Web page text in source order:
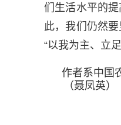
们生活水平的
此，我们仍然
“以我为主、立
作者系中国
（聂凤英）